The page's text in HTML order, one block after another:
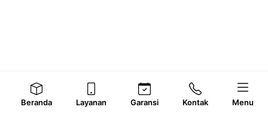
Beranda Layanan Garansi Kontak Menu